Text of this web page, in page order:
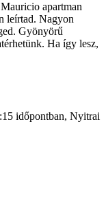
apartman
leírtad. Nagyon
Gyönyörű
Ha így lesz,
időpontban, Nyitrai